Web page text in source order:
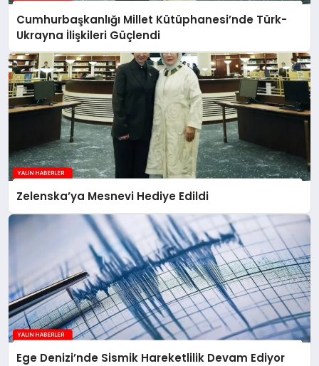
Cumhurbaşkanlığı Millet Kütüphanesi’nde Türk-
Ukrayna İlişkileri Güçlendi
Zelenska’ya Mesnevi Hediye Edildi
Ege Denizi’nde Sismik Hareketlilik Devam Ediyor